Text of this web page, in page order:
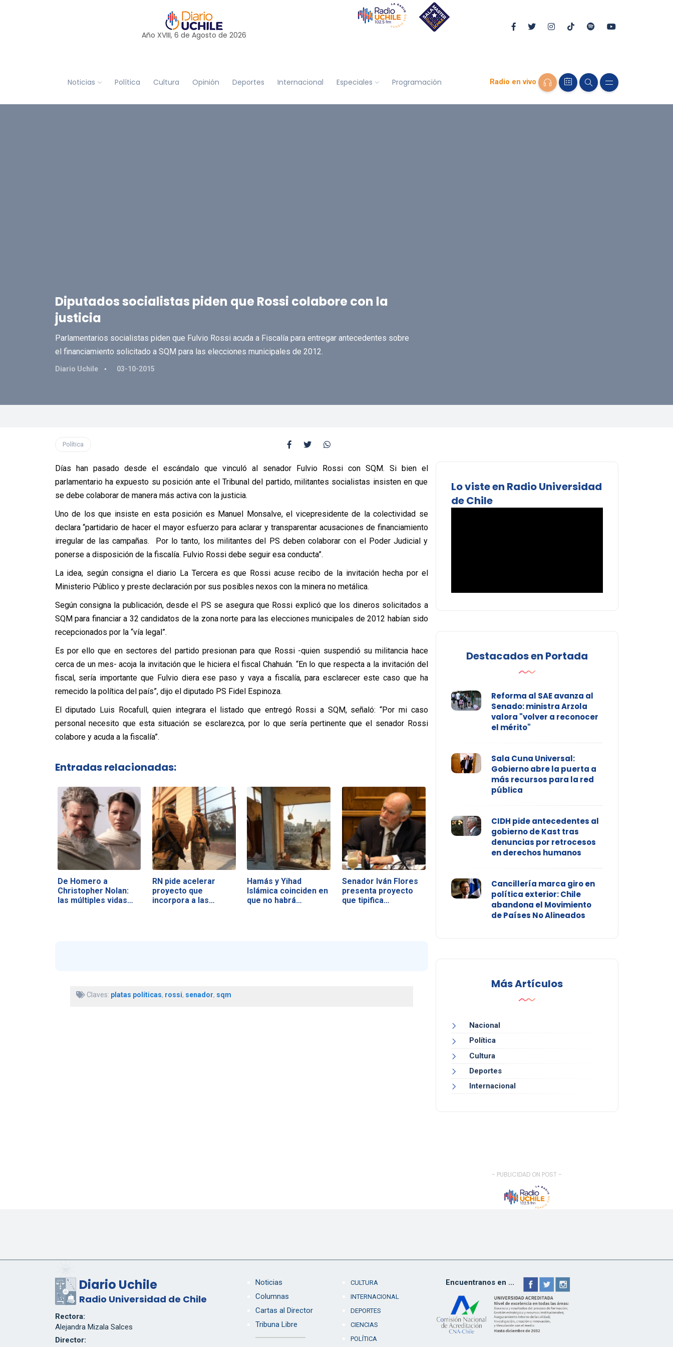
Año XVIII, 6 de Agosto de 2026
Noticias Política Cultura Opinión Deportes Internacional Especiales Programación Radio en vivo
Diputados socialistas piden que Rossi colabore con la
justicia
Parlamentarios socialistas piden que Fulvio Rossi acuda a Fiscalía para entregar antecedentes sobre
el financiamiento solicitado a SQM para las elecciones municipales de 2012.
Diario Uchile 03-10-2015
Política
Días han pasado desde el escándalo que vinculó al senador Fulvio Rossi con SQM. Si bien el
parlamentario ha expuesto su posición ante el Tribunal del partido, militantes socialistas insisten en que
se debe colaborar de manera más activa con la justicia.
Uno de los que insiste en esta posición es Manuel Monsalve, el vicepresidente de la colectividad se
declara “partidario de hacer el mayor esfuerzo para aclarar y transparentar acusaciones de financiamiento
irregular de las campañas. Por lo tanto, los militantes del PS deben colaborar con el Poder Judicial y
ponerse a disposición de la fiscalía. Fulvio Rossi debe seguir esa conducta”.
La idea, según consigna el diario La Tercera es que Rossi acuse recibo de la invitación hecha por el
Ministerio Público y preste declaración por sus posibles nexos con la minera no metálica.
Según consigna la publicación, desde el PS se asegura que Rossi explicó que los dineros solicitados a
SQM para financiar a 32 candidatos de la zona norte para las elecciones municipales de 2012 habían sido
recepcionados por la “vía legal”.
Es por ello que en sectores del partido presionan para que Rossi -quien suspendió su militancia hace
cerca de un mes- acoja la invitación que le hiciera el fiscal Chahuán. “En lo que respecta a la invitación del
fiscal, sería importante que Fulvio diera ese paso y vaya a fiscalía, para esclarecer este caso que ha
remecido la política del país”, dijo el diputado PS Fidel Espinoza.
El diputado Luis Rocafull, quien integrara el listado que entregó Rossi a SQM, señaló: “Por mi caso
personal necesito que esta situación se esclarezca, por lo que sería pertinente que el senador Rossi
colabore y acuda a la fiscalía”.
Entradas relacionadas:
De Homero a
Christopher Nolan:
las múltiples vidas…
RN pide acelerar
proyecto que
incorpora a las…
Hamás y Yihad
Islámica coinciden en
que no habrá…
Senador Iván Flores
presenta proyecto
que tipifica…
Claves: platas políticas, rossi, senador, sqm
Lo viste en Radio Universidad
de Chile
Destacados en Portada
Reforma al SAE avanza al
Senado: ministra Arzola
valora "volver a reconocer
el mérito"
Sala Cuna Universal:
Gobierno abre la puerta a
más recursos para la red
pública
CIDH pide antecedentes al
gobierno de Kast tras
denuncias por retrocesos
en derechos humanos
Cancillería marca giro en
política exterior: Chile
abandona el Movimiento
de Países No Alineados
Más Artículos
Nacional
Política
Cultura
Deportes
Internacional
- PUBLICIDAD ON POST -
Diario Uchile
Radio Universidad de Chile
Rectora:
Alejandra Mizala Salces
Director:
Noticias
Columnas
Cartas al Director
Tribuna Libre
CULTURA
INTERNACIONAL
DEPORTES
CIENCIAS
POLÍTICA
Encuentranos en ...